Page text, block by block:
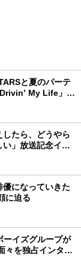
と夏のパーテ
My Life」リ
したら、どうやら
」放送記念イン
えたんです」
優になっていきた
に迫る
ーイズグループが
々を独占インタビ